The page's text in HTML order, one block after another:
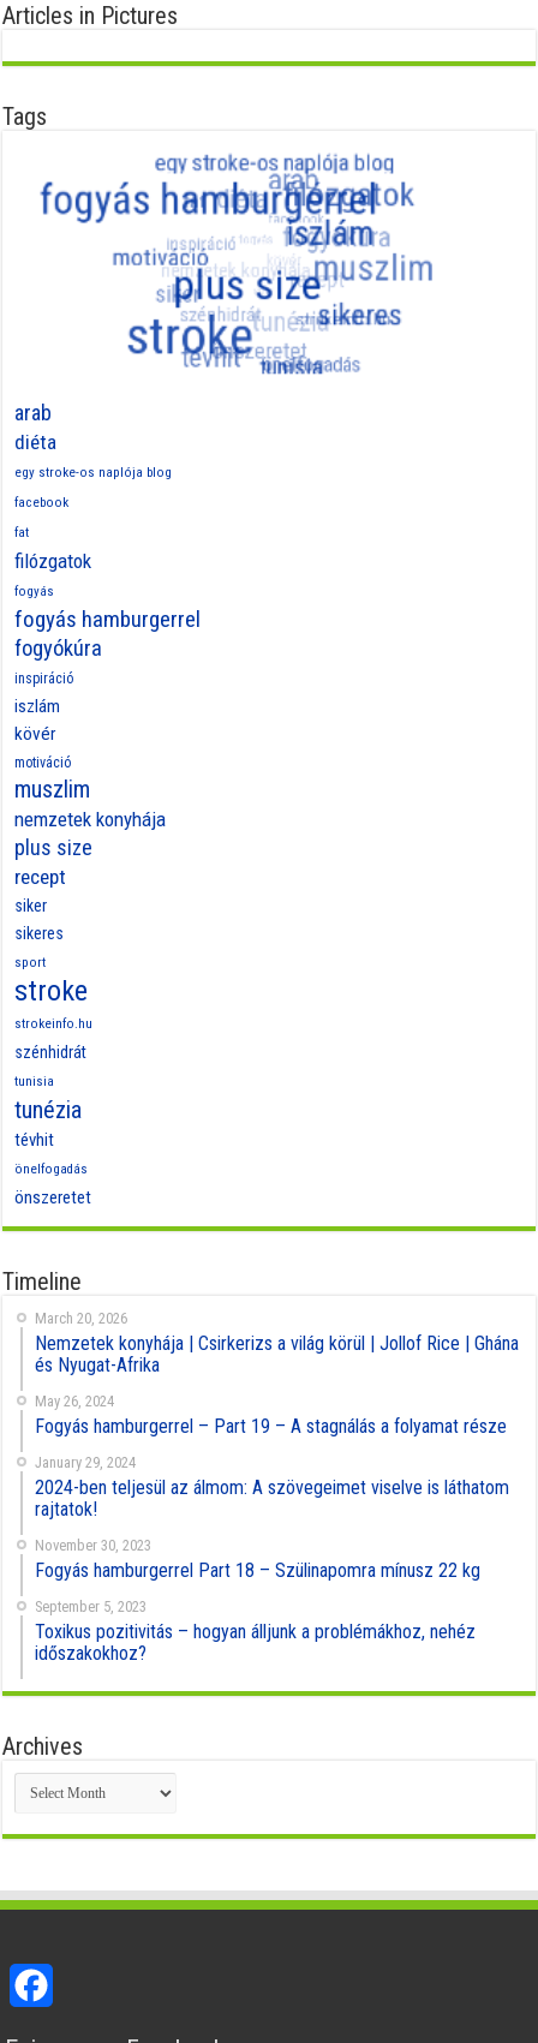
Articles in Pictures
Tags
Timeline
March 20, 2026
és Nyugat-Afrika
May 26, 2024
Fogyás hamburgerrel – Part 19 – A stagnálás a folyamat része
January 29, 2024
2024-ben teljesül az álmom: A szövegeimet viselve is láthatom
rajtatok!
November 30, 2023
Fogyás hamburgerrel Part 18 – Szülinapomra mínusz 22 kg
September 5, 2023
Toxikus pozitivitás – hogyan álljunk a problémákhoz, nehéz
időszakokhoz?
Archives
Archives
Facebook
Eniways on Facebook
Website by Sofien
EniWays© Copyright 2015, All Rights Reserved